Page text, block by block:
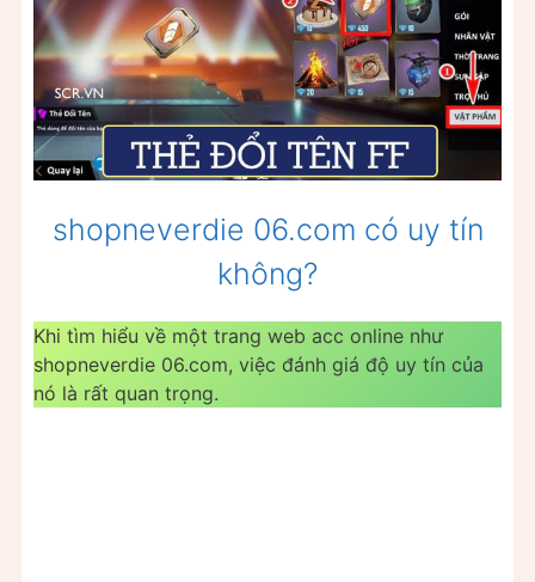
shopneverdie 06.com có uy tín
không?
Khi tìm hiểu về một trang web acc online như
shopneverdie 06.com, việc đánh giá độ uy tín của
nó là rất quan trọng.